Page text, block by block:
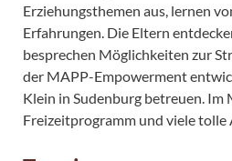
Erziehungsthemen aus, lernen
Erfahrungen. Die Eltern
besprechen Möglichkeiten zur
der MAPP-Empowerment
Klein in Sudenburg betreuen.
Freizeitprogramm und viele tolle